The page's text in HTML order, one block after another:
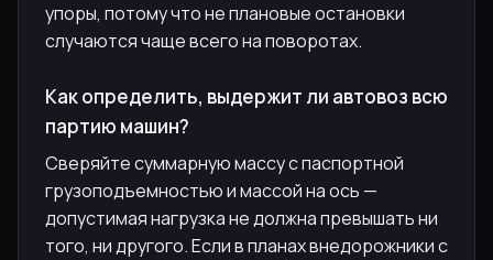
упоры, потому что не плановые остановки
случаются чаще всего на поворотах.
Как определить, выдержит ли автовоз всю
партию машин?
Сверяйте суммарную массу с паспортной
грузоподъемностью и массой на ось —
допустимая нагрузка не должна превышать ни
того, ни другого. Если в планах внедорожники с